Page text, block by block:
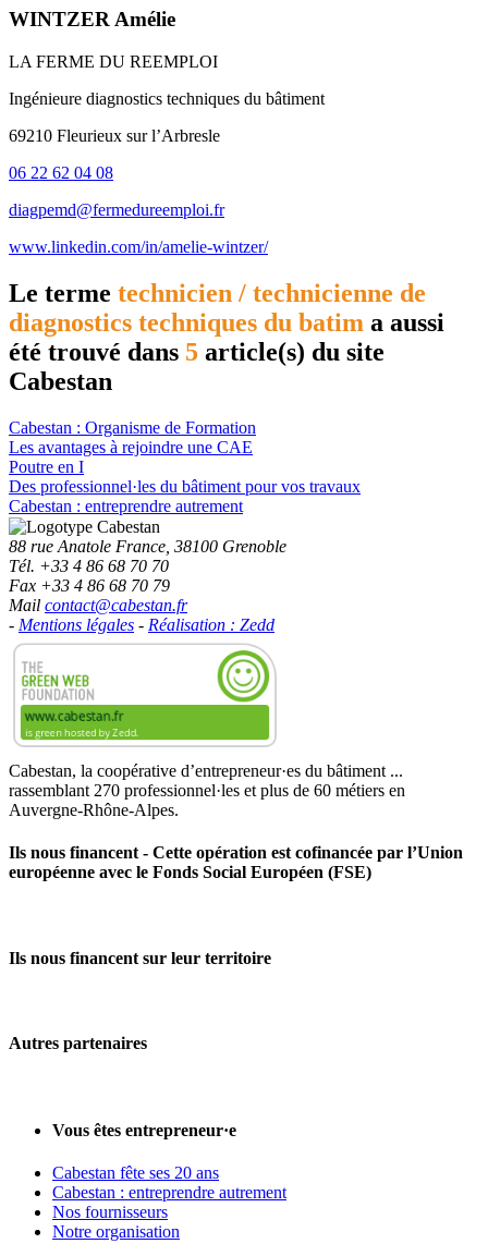
WINTZER Amélie
LA FERME DU REEMPLOI
Ingénieure diagnostics techniques du bâtiment
69210 Fleurieux sur l’Arbresle
06 22 62 04 08
diagpemd@fermedureemploi.fr
www.linkedin.com/in/amelie-wintzer/
Le terme technicien / technicienne de
diagnostics techniques du batim a aussi
été trouvé dans 5 article(s) du site
Cabestan
Cabestan : Organisme de Formation
Les avantages à rejoindre une CAE
Poutre en I
Des professionnel·les du bâtiment pour vos travaux
Cabestan : entreprendre autrement
88 rue Anatole France, 38100 Grenoble
Tél. +33 4 86 68 70 70
Fax +33 4 86 68 70 79
Mail contact@cabestan.fr
- Mentions légales - Réalisation : Zedd
Cabestan, la coopérative d’entrepreneur·es du bâtiment ...
rassemblant 270 professionnel·les et plus de 60 métiers en
Auvergne‑Rhône‑Alpes.
Ils nous financent - Cette opération est cofinancée par l’Union
européenne avec le Fonds Social Européen (FSE)
Ils nous financent sur leur territoire
Autres partenaires
Vous êtes entrepreneur·e
Cabestan fête ses 20 ans
Cabestan : entreprendre autrement
Nos fournisseurs
Notre organisation